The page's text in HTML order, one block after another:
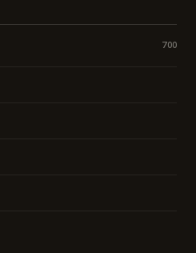
700